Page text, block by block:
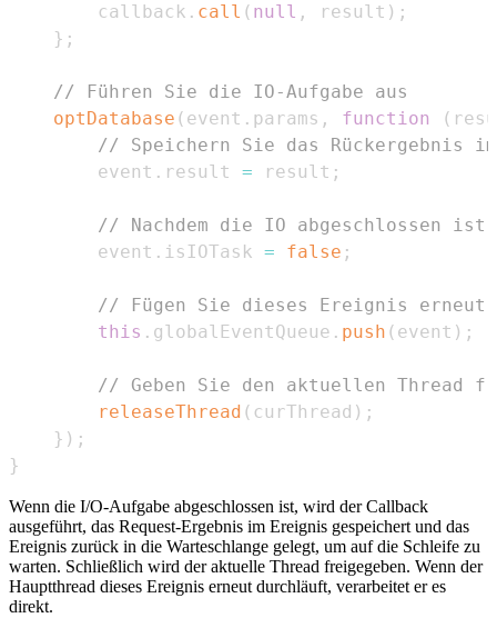
        callback
. call ( null , result ) ;
} ;
// Führen Sie die IO-Aufgabe aus
optDatabase ( event . params , function (
// Speichern Sie das Rückergebnis
        event
. result = result ;
// Nachdem die IO abgeschlossen
        event
. isIOTask = false ;
// Fügen Sie dieses Ereignis erneut
this . globalEventQueue . push ( event ) ;
// Geben Sie den aktuellen Thread
releaseThread ( curThread ) ;
} ) ;
}
Wenn die I/O-Aufgabe abgeschlossen ist, wird der Callback
ausgeführt, das Request-Ergebnis im Ereignis gespeichert und das
Ereignis zurück in die Warteschlange gelegt, um auf die Schleife zu
warten. Schließlich wird der aktuelle Thread freigegeben. Wenn der
Hauptthread dieses Ereignis erneut durchläuft, verarbeitet er es
direkt.